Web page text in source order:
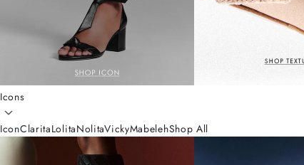
Icons
IconClaritaLolitaNolitaVickyMabelehShop All